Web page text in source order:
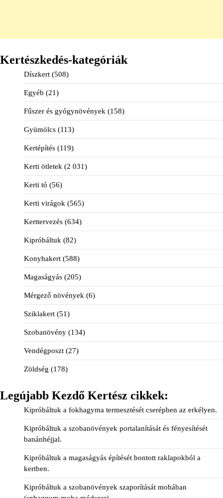
Kertészkedés-kategóriák
Díszkert (508)
Egyéb (21)
Fűszer és gyógynövények (158)
Gyümölcs (113)
Kertépítés (119)
Kerti ötletek (2 031)
Kerti tó (56)
Kerti virágok (565)
Kerttervezés (634)
Kipróbáltuk (82)
Konyhakert (588)
Magaságyás (205)
Mérgező növények (6)
Sziklakert (51)
Szobanövény (134)
Vendégposzt (27)
Zöldség (178)
Legújabb Kezdő Kertész cikkek:
Kipróbáltuk a fokhagyma termesztését cserépben az erkélyen.
Kipróbáltuk a szobanövények portalanítását és fényesítését
banánhéjjal.
Kipróbáltuk a magaságyás építését bontott raklapokból a
kertben.
Kipróbáltuk a szobanövények szaporítását mohában